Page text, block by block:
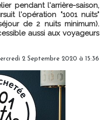
pendant l'arrière-saison,
l'opération "1001 nuits"
de 2 nuits minimum).
aussi aux voyageurs
2 Septembre 2020 à 15:36